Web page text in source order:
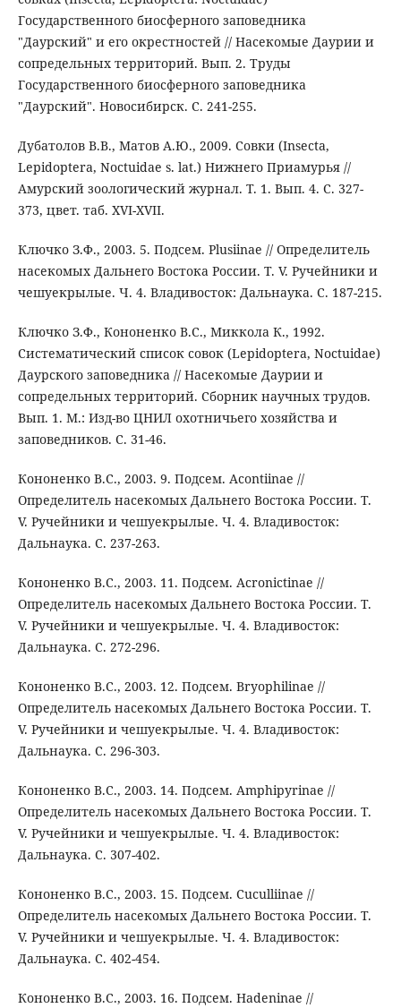
Государственного биосферного заповедника
"Даурский" и его окрестностей // Насекомые Даурии и
сопредельных территорий. Вып. 2. Труды
Государственного биосферного заповедника
"Даурский". Новосибирск. С. 241-255.
Дубатолов В.В., Матов А.Ю., 2009. Совки (Insecta,
Lepidoptera, Noctuidae s. lat.) Нижнего Приамурья //
Амурский зоологический журнал. Т. 1. Вып. 4. С. 327-
373, цвет. таб. XVI-XVII.
Ключко З.Ф., 2003. 5. Подсем. Plusiinae // Определитель
насекомых Дальнего Востока России. Т. V. Ручейники и
чешуекрылые. Ч. 4. Владивосток: Дальнаука. С. 187-215.
Ключко З.Ф., Кононенко В.С., Миккола К., 1992.
Систематический список совок (Lepidoptera, Noctuidae)
Даурского заповедника // Насекомые Даурии и
сопредельных территорий. Сборник научных трудов.
Вып. 1. М.: Изд-во ЦНИЛ охотничьего хозяйства и
заповедников. С. 31-46.
Кононенко В.С., 2003. 9. Подсем. Acontiinae //
Определитель насекомых Дальнего Востока России. Т.
V. Ручейники и чешуекрылые. Ч. 4. Владивосток:
Дальнаука. С. 237-263.
Кононенко В.С., 2003. 11. Подсем. Acronictinae //
Определитель насекомых Дальнего Востока России. Т.
V. Ручейники и чешуекрылые. Ч. 4. Владивосток:
Дальнаука. С. 272-296.
Кононенко В.С., 2003. 12. Подсем. Bryophilinae //
Определитель насекомых Дальнего Востока России. Т.
V. Ручейники и чешуекрылые. Ч. 4. Владивосток:
Дальнаука. С. 296-303.
Кононенко В.С., 2003. 14. Подсем. Amphipyrinae //
Определитель насекомых Дальнего Востока России. Т.
V. Ручейники и чешуекрылые. Ч. 4. Владивосток:
Дальнаука. С. 307-402.
Кононенко В.С., 2003. 15. Подсем. Cuculliinae //
Определитель насекомых Дальнего Востока России. Т.
V. Ручейники и чешуекрылые. Ч. 4. Владивосток:
Дальнаука. С. 402-454.
Кононенко В.С., 2003. 16. Подсем. Hadeninae //